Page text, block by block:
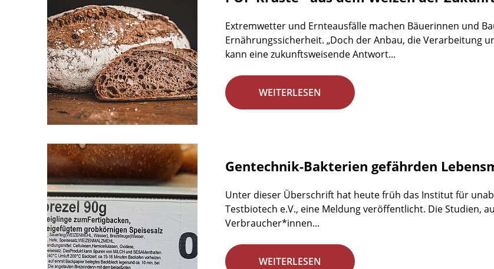
Extremwetter und Ernteausfälle machen Bäuerinnen und
Ernährungssicherheit. „Doch der Anbau, die Verarbeitung
kann eine zukunftsweisende Antwort...
WEITERLESEN
Gentechnik-Bakterien gefährden
Unter dieser Überschrift hat heute früh das Institut für
Testbiotech e.V., eine Meldung veröffentlicht. Die Studien,
Verbraucher*innen...
WEITERLESEN